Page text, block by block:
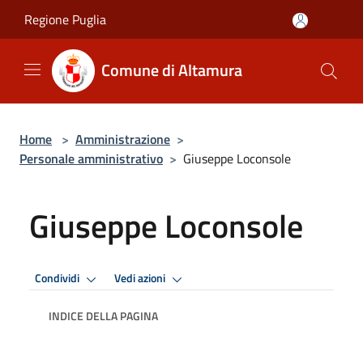
Regione Puglia
Comune di Altamura
Home > Amministrazione >
Personale amministrativo > Giuseppe Loconsole
Giuseppe Loconsole
Condividi Vedi azioni
INDICE DELLA PAGINA